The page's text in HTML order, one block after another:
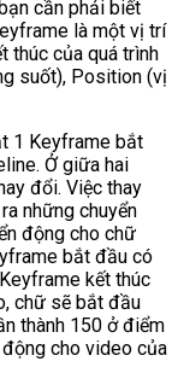
cần phải biết
là một vị trí
thúc của quá trình
suốt), Position (vị
1 Keyframe bắt
Ở giữa hai
đổi. Việc thay
những chuyển
động cho chữ
bắt đầu có
kết thúc
chữ sẽ bắt đầu
thành 150 ở điểm
cho video của